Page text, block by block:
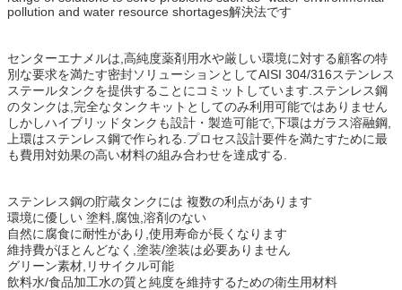
pollution and water resource shortages解決法です
センターエナメルは,高純度薬剤用水や厳しい環境に対する顧客の特
別な要求を満たす密封ソリューションとしてAISI 304/316ステンレス
ステールタンクを提供することにコミットしています.ステンレス鋼
のタンクは,完全なタンクキットとしてのみ利用可能ではありません
しかしハイブリッドタンクも設計・製造可能で,下環はガラス溶融鋼,
上環はステンレス鋼で作られる.プロセス設計要件を満たすために最
も費用対効果の高い材料の組み合わせを達成する.
ステンレス鋼の貯蔵タンクには 複数の利点があります
環境に優しい 塗料,腐蚀,溶剤のない
自然に腐食に耐性があり,使用寿命が長くなります
維持費がほとんどなく,塗装/塗装は必要ありません
グリーン素材,リサイクル可能
飲料水/食品加工水の質と純度を維持するための衛生用材料